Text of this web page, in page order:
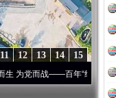
15
14
13
12
11
战——百年“纪”事⑧加强纪律..